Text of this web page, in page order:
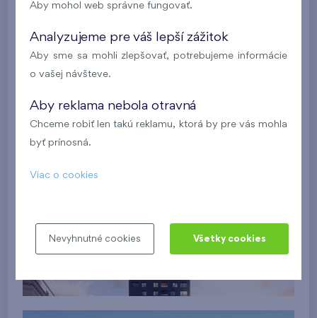
Aby mohol web správne fungovať.
Analyzujeme pre váš lepší zážitok
Aby sme sa mohli zlepšovať, potrebujeme informácie
o vašej návšteve.
Aby reklama nebola otravná
Chceme robiť len takú reklamu, ktorá by pre vás mohla
byť prínosná.
Viac o cookies
Nevyhnutné cookies Všetky cookies